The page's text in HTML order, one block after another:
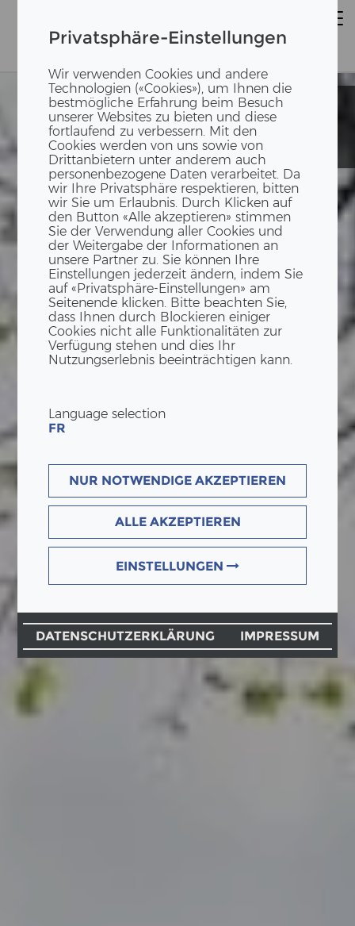
Privatsphäre-Einstellungen
Wir verwenden Cookies und andere
Technologien («Cookies»), um Ihnen die
bestmögliche Erfahrung beim Besuch
unserer Websites zu bieten und diese
fortlaufend zu verbessern. Mit den
Cookies werden von uns sowie von
Drittanbietern unter anderem auch
personenbezogene Daten verarbeitet. Da
wir Ihre Privatsphäre respektieren, bitten
wir Sie um Erlaubnis. Durch Klicken auf
den Button «Alle akzeptieren» stimmen
Sie der Verwendung aller Cookies und
der Weitergabe der Informationen an
unsere Partner zu. Sie können Ihre
Einstellungen jederzeit ändern, indem Sie
auf «Privatsphäre-Einstellungen» am
Seitenende klicken. Bitte beachten Sie,
dass Ihnen durch Blockieren einiger
Cookies nicht alle Funktionalitäten zur
Verfügung stehen und dies Ihr
Nutzungserlebnis beeinträchtigen kann.
Language selection
FR
NUR NOTWENDIGE AKZEPTIEREN
ALLE AKZEPTIEREN
EINSTELLUNGEN
DATENSCHUTZERKLÄRUNG IMPRESSUM
Walterich- und
Herzog-
Christoph-
Schule
Walterich- und
Herzog-
Christoph-
Schule